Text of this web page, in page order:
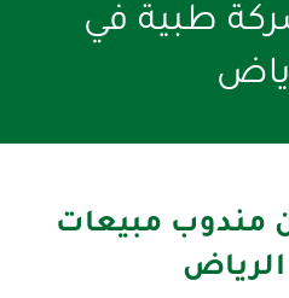
طبية في
مندوب مبيعات